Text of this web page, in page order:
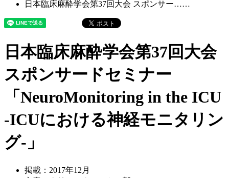
日本臨床麻酔学会第37回大会 スポンサー……
日本臨床麻酔学会第37回大会
スポンサードセミナー
「NeuroMonitoring in the ICU
-ICUにおける神経モニタリン
グ-」
掲載：2017年12月